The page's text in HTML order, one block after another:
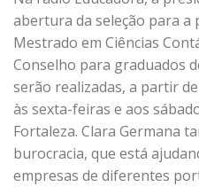
abertura da seleção para
Mestrado em Ciências
Conselho para graduados
serão realizadas, a partir
às sexta-feiras e aos
Fortaleza. Clara Germana
burocracia, que está
empresas de diferentes